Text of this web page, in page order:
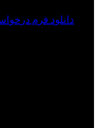
دانلود فرم